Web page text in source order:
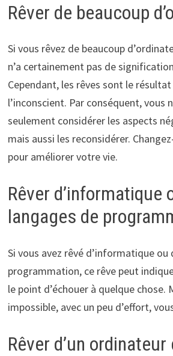
Rêver de beaucoup
Si vous rêvez de beaucoup
n’a certainement pas de
Cependant, les rêves sont le
l’inconscient. Par conséquent, vous
seulement considérer les aspects
mais aussi les reconsidérer.
pour améliorer votre vie.
Rêver d’informatique
langages de
Si vous avez rêvé d’informatique ou
programmation, ce rêve peut
le point d’échouer à quelque chose.
impossible, avec un peu d’effort,
Rêver d’un